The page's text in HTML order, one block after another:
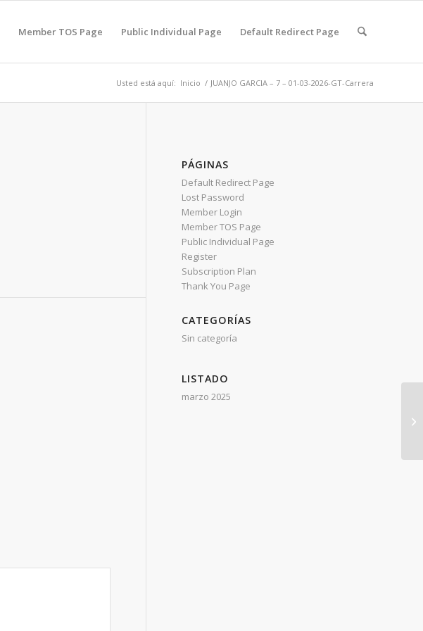
Member TOS Page Public Individual Page Default Redirect Page
Usted está aquí: Inicio / JUANJO GARCIA – 7 – 01-03-2026-GT-Carrera
PÁGINAS
Default Redirect Page
Lost Password
Member Login
Member TOS Page
Public Individual Page
Register
Subscription Plan
Thank You Page
CATEGORÍAS
Sin categoría
LISTADO
marzo 2025